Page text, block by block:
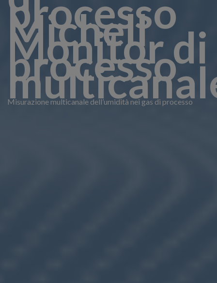
processo
Michell
Monitor di
processo
Misurazione multicanale dell’umidità nei gas di processo